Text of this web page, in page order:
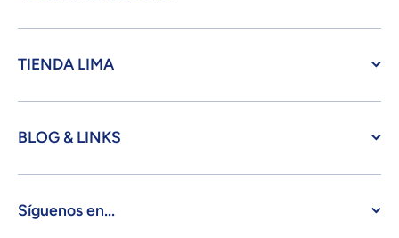
TIENDA LIMA
BLOG & LINKS
Síguenos en...